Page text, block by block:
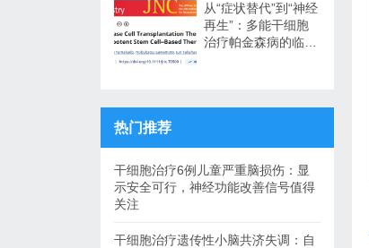
从“症状替代”到“神经
再生”：多能干细胞
治疗帕金森病的临床
热门推荐
干细胞治疗6例儿童严重脑损伤：显
示安全可行，神经功能改善信号值得
关注
干细胞治疗遗传性小脑共济失调：自